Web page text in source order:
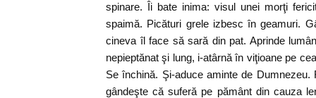
spinare. Îi bate inima: visul unei morţi
spaimă. Picături grele izbesc în geamuri.
cineva îl face să sară din pat. Aprinde
nepieptănat şi lung, i-atârnă în viţioane pe
Se închină. Şi-aduce aminte de
gândeşte că suferă pe pământ din cauza